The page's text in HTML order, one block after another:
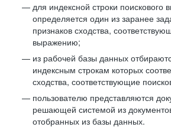
для индексной строки поискового
определяется один из заранее
признаков сходства,
выражению;
из рабочей базы данных
индексным строкам которых
сходства, соответствующие
пользователю представляются
решающей системой из
отобранных из базы данных.